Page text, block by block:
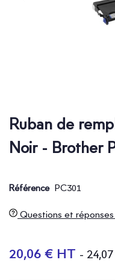
Ruban de
Noir - Brother
Référence PC301
Questions et réponses
20,06 € HT -